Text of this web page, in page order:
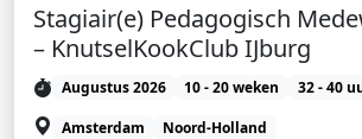
Stagiair(e) Pedagogisch
– KnutselKookClub IJburg
Augustus 2026 10 - 20 weken
32 - 40
Amsterdam
Noord-Holland